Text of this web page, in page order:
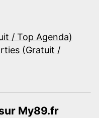
/ Top Agenda)
(Gratuit /
My89.fr